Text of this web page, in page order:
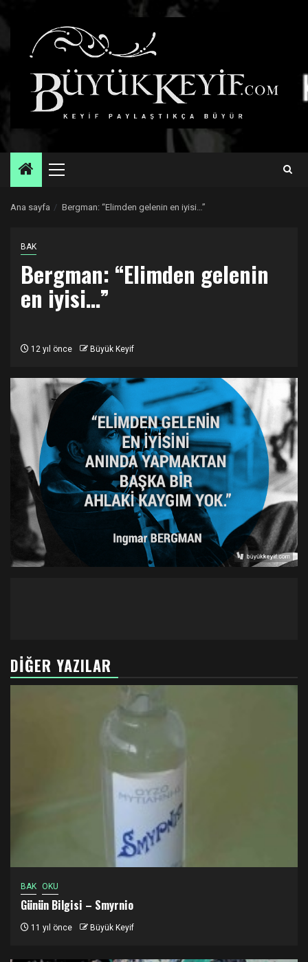
Primary
Ana sayfa Bergman: “Elimden gelenin en iyisi…”
BAK
Bergman: “Elimden gelenin
en iyisi…”
12 yıl önce Büyük Keyif
DIĞER YAZILAR
BAK OKU
Günün Bilgisi – Smyrnio
11 yıl önce Büyük Keyif